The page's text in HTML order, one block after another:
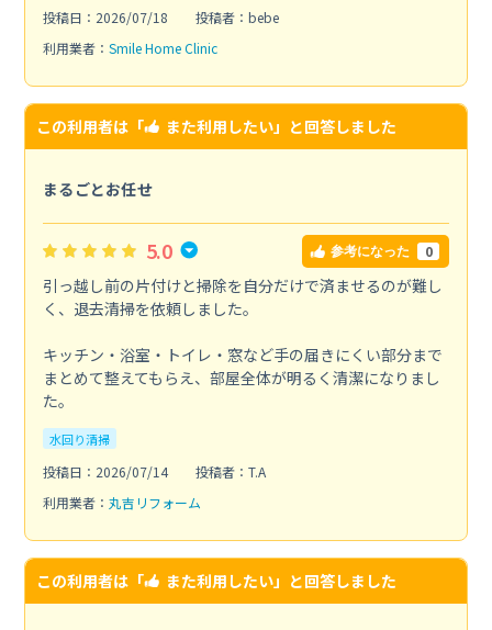
投稿日：2026/07/18
投稿者：bebe
利用業者： Smile Home Clinic
この利用者は「 また利用したい」と回答しました
まるごとお任せ
5.0 参考になった 0
引っ越し前の片付けと掃除を自分だけで済ませるのが難し
く、退去清掃を依頼しました。
キッチン・浴室・トイレ・窓など手の届きにくい部分まで
まとめて整えてもらえ、部屋全体が明るく清潔になりまし
た。
水回り清掃
投稿日：2026/07/14
投稿者：T.A
利用業者： 丸吉リフォーム
この利用者は「 また利用したい」と回答しました